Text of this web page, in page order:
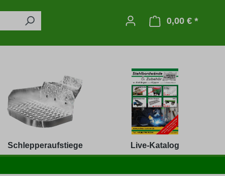
0,00 € *
Schlepperaufstiege Live-Katalog